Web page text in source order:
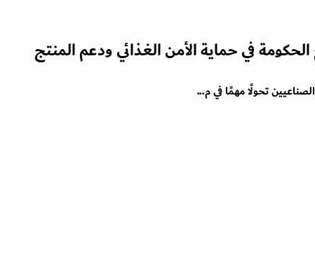
في حماية الأمن الغذائي ودعم المنتج
تحولًا مهمًا في م...